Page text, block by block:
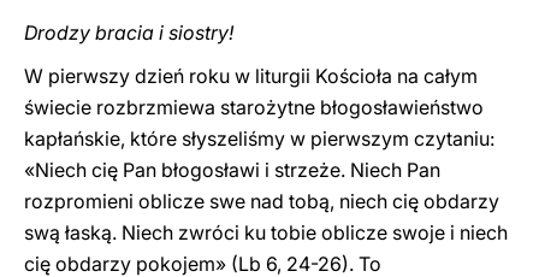
Drodzy bracia i siostry!
W pierwszy dzień roku w liturgii Kościoła na całym
świecie rozbrzmiewa starożytne błogosławieństwo
kapłańskie, które słyszeliśmy w pierwszym czytaniu:
«Niech cię Pan błogosławi i strzeże. Niech Pan
rozpromieni oblicze swe nad tobą, niech cię obdarzy
swą łaską. Niech zwróci ku tobie oblicze swoje i niech
cię obdarzy pokojem» (Lb 6, 24-26). To